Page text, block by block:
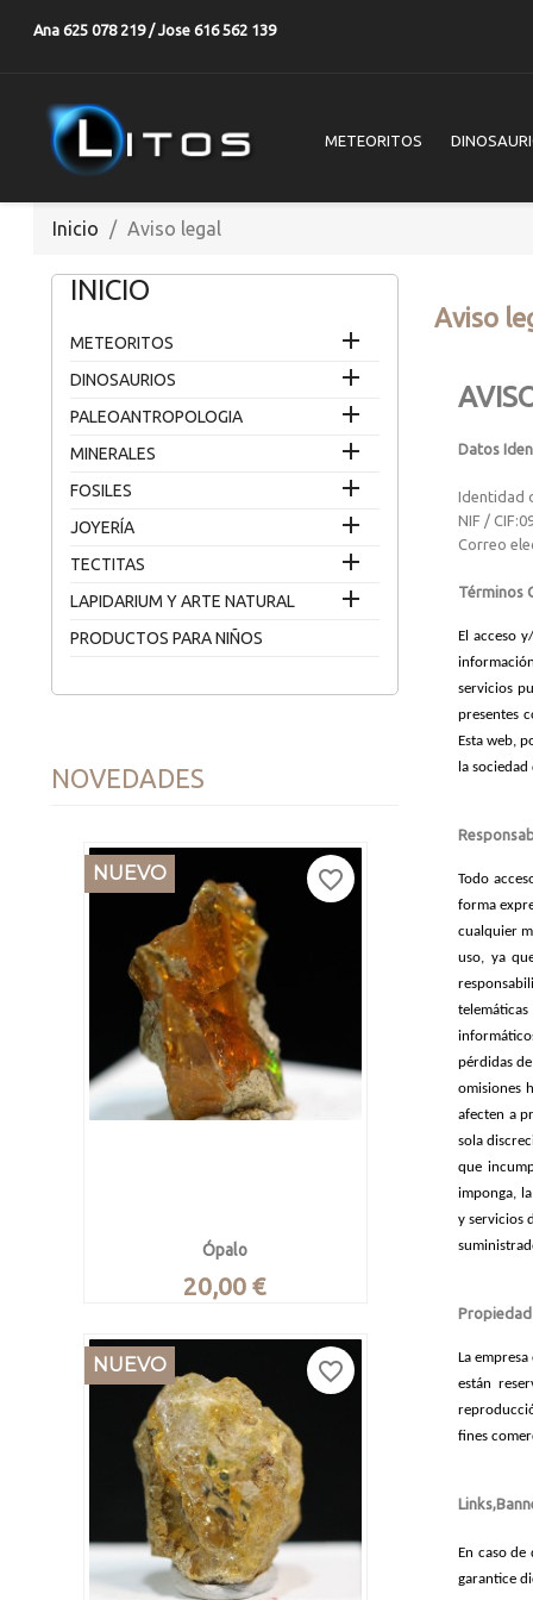
Ana 625 078 219 / Jose 616 562 139
METEORITOS
Inicio Aviso legal
INICIO
METEORITOS 
DINOSAURIOS 
PALEOANTROPOLOGIA 
MINERALES 
FOSILES 
JOYERÍA 
TECTITAS 
LAPIDARIUM Y ARTE NATURAL 
PRODUCTOS PARA NIÑOS
NOVEDADES
Ópalo
Precio
20,00 €
Wello, Amhara, Etiopía.
Pieza de 2.4 x 1.5 x 1 cm. Pesa 2.69
gramos
NUEVO favorite_border
NUEVO favorite_border
Aviso
Datos
Identidad
NIF /
Correo
Términos
El acceso
servicios
presentes
Esta web,
la
Todo
forma
cualquier
uso, ya
pérdidas
omisiones
afecten a
sola
que
imponga,
y servicios
La
están
fines
En caso
garantice